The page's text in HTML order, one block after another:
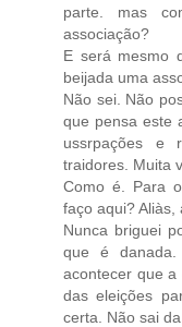
parte. mas
associação?
E será mesmo
beijada uma
Não sei. Não
que pensa este
ussrpações e
traidores. Muita
Como é. Para
faço aqui?
Nunca briguei
que é
acontecer que a
das eleições
certa. Não sai